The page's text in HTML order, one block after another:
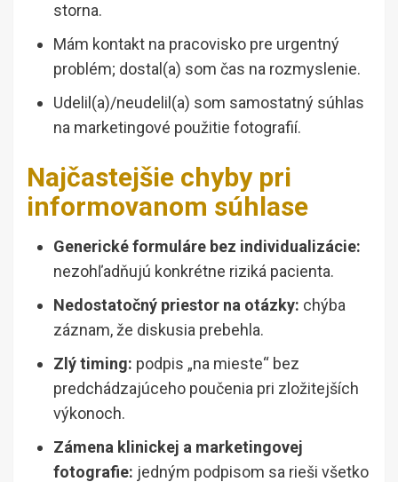
storna.
Mám kontakt na pracovisko pre urgentný
problém; dostal(a) som čas na rozmyslenie.
Udelil(a)/neudelil(a) som samostatný súhlas
na marketingové použitie fotografií.
Najčastejšie chyby pri
informovanom súhlase
Generické formuláre bez individualizácie:
nezohľadňujú konkrétne riziká pacienta.
Nedostatočný priestor na otázky: chýba
záznam, že diskusia prebehla.
Zlý timing: podpis „na mieste“ bez
predchádzajúceho poučenia pri zložitejších
výkonoch.
Zámena klinickej a marketingovej
fotografie: jedným podpisom sa rieši všetko